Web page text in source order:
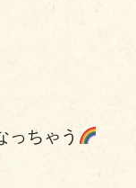
っちゃう